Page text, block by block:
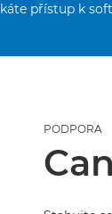
přístup k
PODPORA